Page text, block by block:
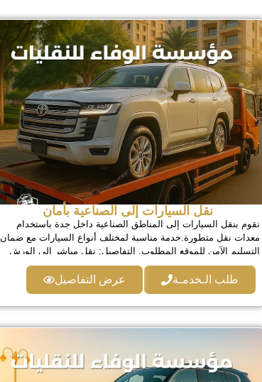
نقل السيارات إلى الصناعية بأمان
نقوم بنقل السيارات إلى المناطق الصناعية داخل جدة باستخدام
معدات نقل متطورة.خدمة مناسبة لمختلف أنواع السيارات مع ضمان
التسليم الآمن للموقع المطلوب. التفاصيل: نقل مباشر إلى الورش
والصناعية سطحات مناسبة للسيدان والفاخرة حماية كاملة أثناء النقل
سرعة في التنفيذ
طلب الـخدمـة عرض التفاصيل